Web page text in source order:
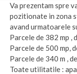
Va prezentam spre
pozitionate in zona
avand urmatoarele
Parcele de 382 mp ,
Parcele de 500 mp,
Parcele de 340 m ,
Toate utilitatile : apa